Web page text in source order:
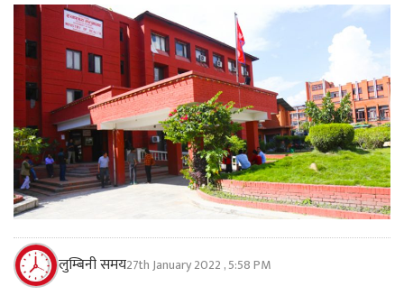
लुम्बिनी समय27th January 2022 , 5:58 PM